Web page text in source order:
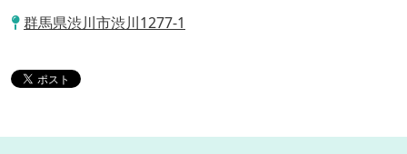
群馬県渋川市渋川1277-1